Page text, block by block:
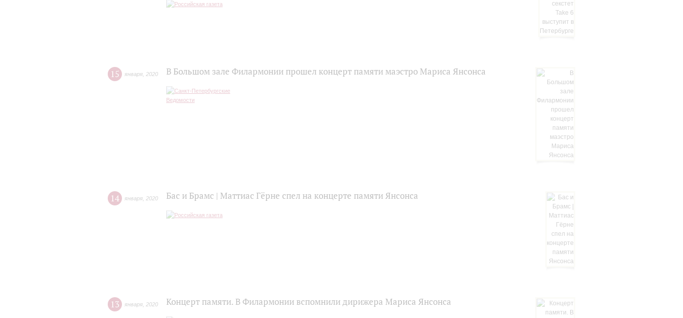
15 января 2020 В Большом зале Филармонии прошел концерт памяти маэстро Мариса Янсонса
14 января 2020 Бас и Брамс | Маттиас Гёрне спел на концерте памяти Янсонса
13 января 2020 Концерт памяти. В Филармонии вспомнили дирижера Мариса Янсонса